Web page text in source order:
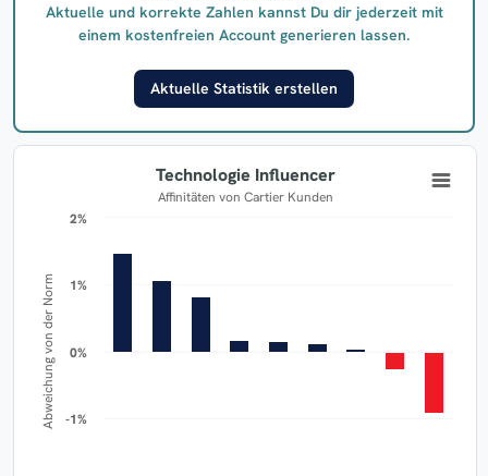
Aktuelle und korrekte Zahlen kannst Du dir jederzeit mit
einem kostenfreien Account generieren lassen.
Aktuelle Statistik erstellen
Abweichung von der Norm
Technologie Influencer
Affinitäten von Cartier Kunden
-1%
-1%
0%
0%
1%
1%
2%
2%